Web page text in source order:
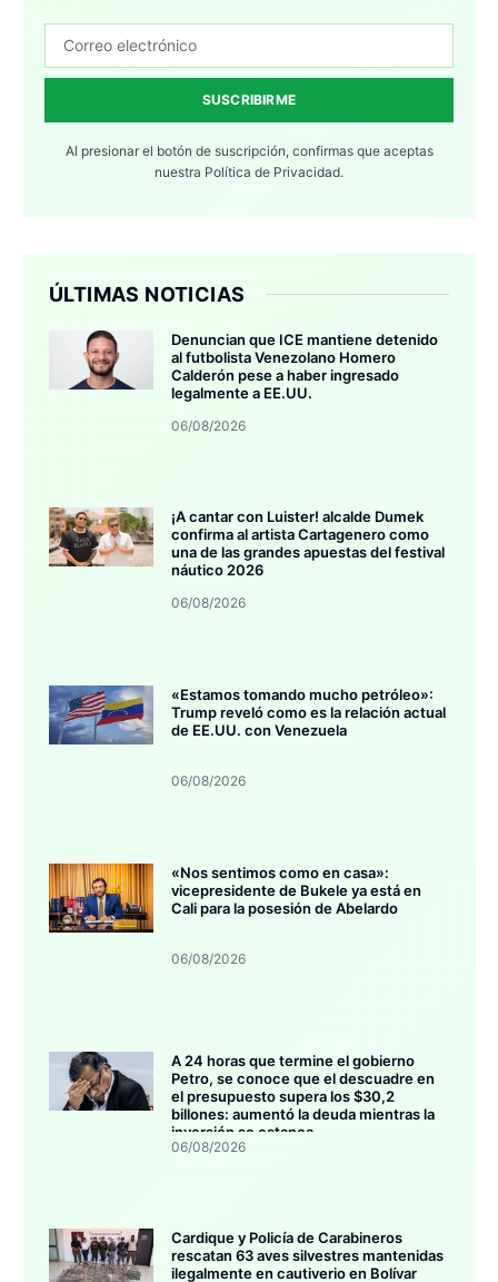
SUSCRIBIRME
Al presionar el botón de suscripción, confirmas que aceptas
nuestra Política de Privacidad.
ÚLTIMAS NOTICIAS
Denuncian que ICE mantiene detenido
al futbolista Venezolano Homero
Calderón pese a haber ingresado
legalmente a EE.UU.
06/08/2026
¡A cantar con Luister! alcalde Dumek
confirma al artista Cartagenero como
una de las grandes apuestas del festival
náutico 2026
06/08/2026
«Estamos tomando mucho petróleo»:
Trump reveló como es la relación actual
de EE.UU. con Venezuela
06/08/2026
«Nos sentimos como en casa»:
vicepresidente de Bukele ya está en
Cali para la posesión de Abelardo
06/08/2026
A 24 horas que termine el gobierno
Petro, se conoce que el descuadre en
el presupuesto supera los $30,2
billones: aumentó la deuda mientras la
inversión se estanca
06/08/2026
Cardique y Policía de Carabineros
rescatan 63 aves silvestres mantenidas
ilegalmente en cautiverio en Bolívar